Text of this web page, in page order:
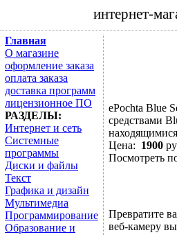
интернет-
Главная
О магазине
оформление заказа
оплата заказа
доставка программ
лицензионное ПО
РАЗДЕЛЫ:
Интернет и сеть
Системные
программы
Диски и файлы
Текст
Графика и дизайн
Мультимедиа
Программирование
Образование и
ePochta Blue
средствами
Цена: 1900
Посмотреть
Превратите
веб-камеру